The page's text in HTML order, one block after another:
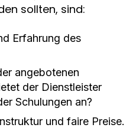
sollten, sind:
Erfahrung des
angebotenen
der Dienstleister
Schulungen an?
und faire Preise.